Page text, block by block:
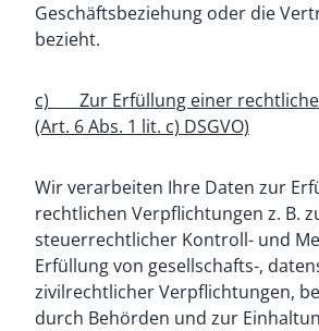
Geschäftsbeziehung oder die
bezieht.
c) Zur Erfüllung einer
(Art. 6 Abs. 1 lit. c) DSGVO)
Wir verarbeiten Ihre Daten zur
rechtlichen Verpflichtungen z. B.
steuerrechtlicher Kontroll- und
Erfüllung von gesellschafts-,
zivilrechtlicher Verpflichtungen,
durch Behörden und zur